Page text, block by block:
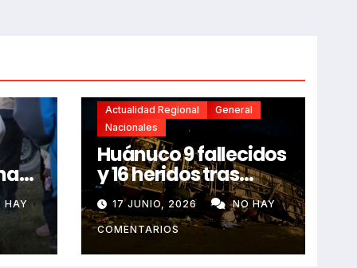
HAY
Actualidad Regional
General
Nacionales
Huánuco 9 fallecidos
y 16 heridos tras
horroroso despiste
de bus Real Chancas
que impactó contra
vivienda
17 JUNIO, 2026 NO HAY
COMENTARIOS